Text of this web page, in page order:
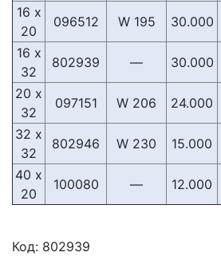
16 x
20
096512 W 195 30.000
16 x
32
802939 — 30.000
20 x
32
097151 W 206 24.000
32 x
32
802946 W 230 15.000
40 x
20
100080 — 12.000
Код: 802939